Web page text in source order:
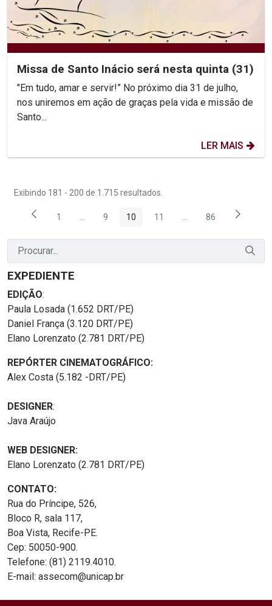
Missa de Santo Inácio será nesta quinta (31)
"Em tudo, amar e servir!” No próximo dia 31 de julho,
nos uniremos em ação de graças pela vida e missão de
Santo...
LER MAIS
Exibindo 181 - 200 de 1.715 resultados.
Página
1 Páginas intermediárias Usar ABA para navegar.
Página
9 Página
10 Página
11 PáginasPágina
86
EXPEDIENTE
EDIÇÃO:
Paula Losada (1.652 DRT/PE)
Daniel França (3.120 DRT/PE)
Elano Lorenzato (2.781 DRT/PE)
REPÓRTER CINEMATOGRÁFICO:
Alex Costa (5.182 -DRT/PE)
DESIGNER:
Java Araújo
WEB DESIGNER:
Elano Lorenzato (2.781 DRT/PE)
CONTATO:
Rua do Príncipe, 526,
Bloco R, sala 117,
Boa Vista, Recife-PE.
Cep: 50050-900.
Telefone: (81) 2119.4010.
E-mail: assecom@unicap.br